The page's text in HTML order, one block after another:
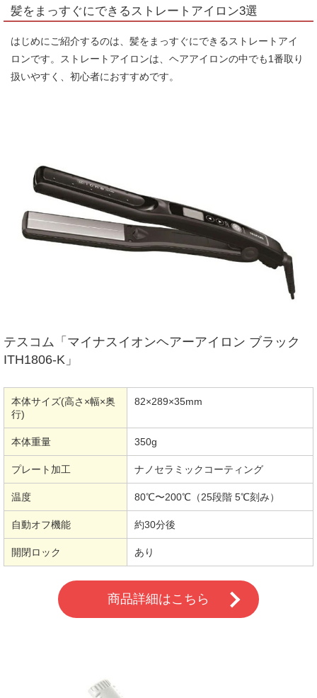
髪をまっすぐにできるストレートアイロン3選
はじめにご紹介するのは、髪をまっすぐにできるストレートアイ
ロンです。ストレートアイロンは、ヘアアイロンの中でも1番取り
扱いやすく、初心者におすすめです。
テスコム「マイナスイオンヘアーアイロン ブラック
ITH1806-K」
本体サイズ(高さ×幅×奥
行)
82×289×35mm
本体重量 350g
プレート加工 ナノセラミックコーティング
温度 80℃〜200℃（25段階 5℃刻み）
自動オフ機能 約30分後
開閉ロック あり
商品詳細はこちら